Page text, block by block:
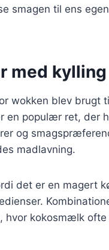
smagen til ens egen
med kylling
wokken blev brugt
en populær ret, der
og
madlavning.
det er en magert
kokosmælk ofte